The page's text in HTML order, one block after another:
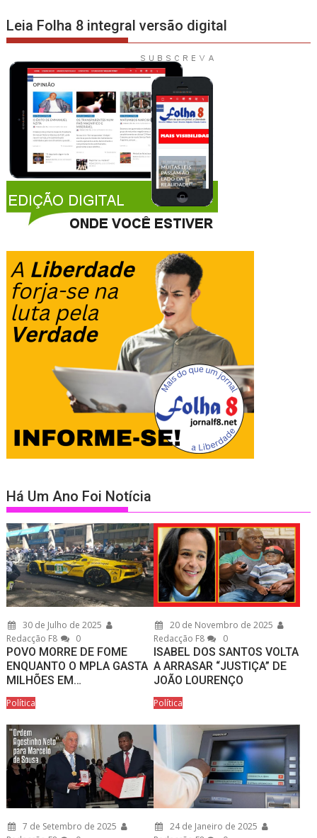
Leia Folha 8 integral versão digital
Há Um Ano Foi Notícia
30 de Julho de 2025
Redacção F8
0
POVO MORRE DE FOME
ENQUANTO O MPLA GASTA
MILHÕES EM…
Política
20 de Novembro de 2025
Redacção F8
0
ISABEL DOS SANTOS VOLTA
A ARRASAR “JUSTIÇA” DE
JOÃO LOURENÇO
Política
7 de Setembro de 2025
24 de Janeiro de 2025